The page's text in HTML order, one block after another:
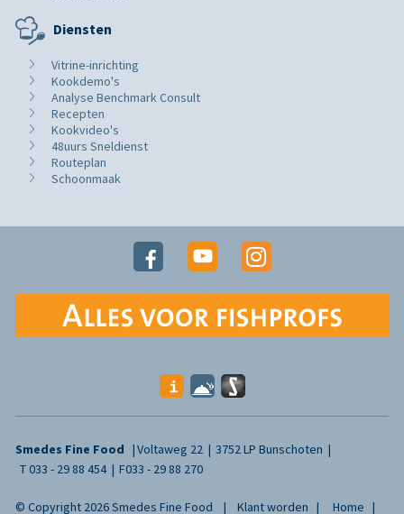
Diensten
Vitrine-inrichting
Kookdemo's
Analyse Benchmark Consult
Recepten
Kookvideo's
48uurs Sneldienst
Routeplan
Schoonmaak
Smedes Fine Food Voltaweg 22
3752 LP Bunschoten
T033 - 29 88 454 F033 - 29 88 270
© Copyright 2026 Smedes Fine Food Klant worden Home